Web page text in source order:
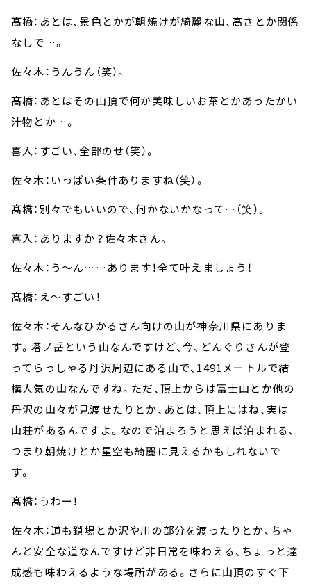
髙橋：あとは、景色とかが朝焼けが綺麗な山、高さとか関係
なしで…。
佐々木：うんうん（笑）。
髙橋：あとはその山頂で何か美味しいお茶とかあったかい
汁物とか…。
喜入：すごい、全部のせ（笑）。
佐々木：いっぱい条件ありますね（笑）。
髙橋：別々でもいいので、何かないかなって…（笑）。
喜入：ありますか？佐々木さん。
佐々木：う～ん……あります！全て叶えましょう！
髙橋：え～すごい！
佐々木：そんなひかるさん向けの山が神奈川県にありま
す。塔ノ岳という山なんですけど、今、どんぐりさんが登
ってらっしゃる丹沢周辺にある山で、1491メートルで結
構人気の山なんですね。ただ、頂上からは富士山とか他の
丹沢の山々が見渡せたりとか、あとは、頂上にはね、実は
山荘があるんですよ。なので泊まろうと思えば泊まれる、
つまり朝焼けとか星空も綺麗に見えるかもしれないで
す。
髙橋：うわー！
佐々木：道も鎖場とか沢や川の部分を渡ったりとか、ちゃ
んと安全な道なんですけど非日常を味わえる、ちょっと達
成感も味わえるような場所がある。さらに山頂のすぐ下